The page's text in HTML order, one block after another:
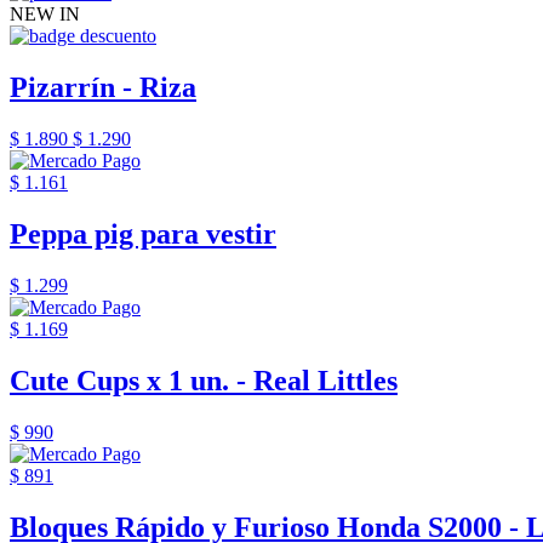
NEW IN
Pizarrín - Riza
$ 1.890 $ 1.290
$ 1.161
Peppa pig para vestir
$ 1.299
$ 1.169
Cute Cups x 1 un. - Real Littles
$ 990
$ 891
Bloques Rápido y Furioso Honda S2000 -